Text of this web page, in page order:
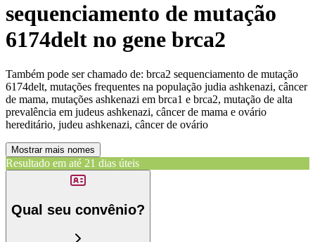
sequenciamento de mutação
6174delt no gene brca2
Também pode ser chamado de: brca2 sequenciamento de mutação
6174delt, mutações frequentes na população judia ashkenazi, câncer
de mama, mutações ashkenazi em brca1 e brca2, mutação de alta
prevalência em judeus ashkenazi, câncer de mama e ovário
hereditário, judeu ashkenazi, câncer de ovário
Mostrar mais nomes
Resultado em até 21 dias úteis
Qual seu convênio?